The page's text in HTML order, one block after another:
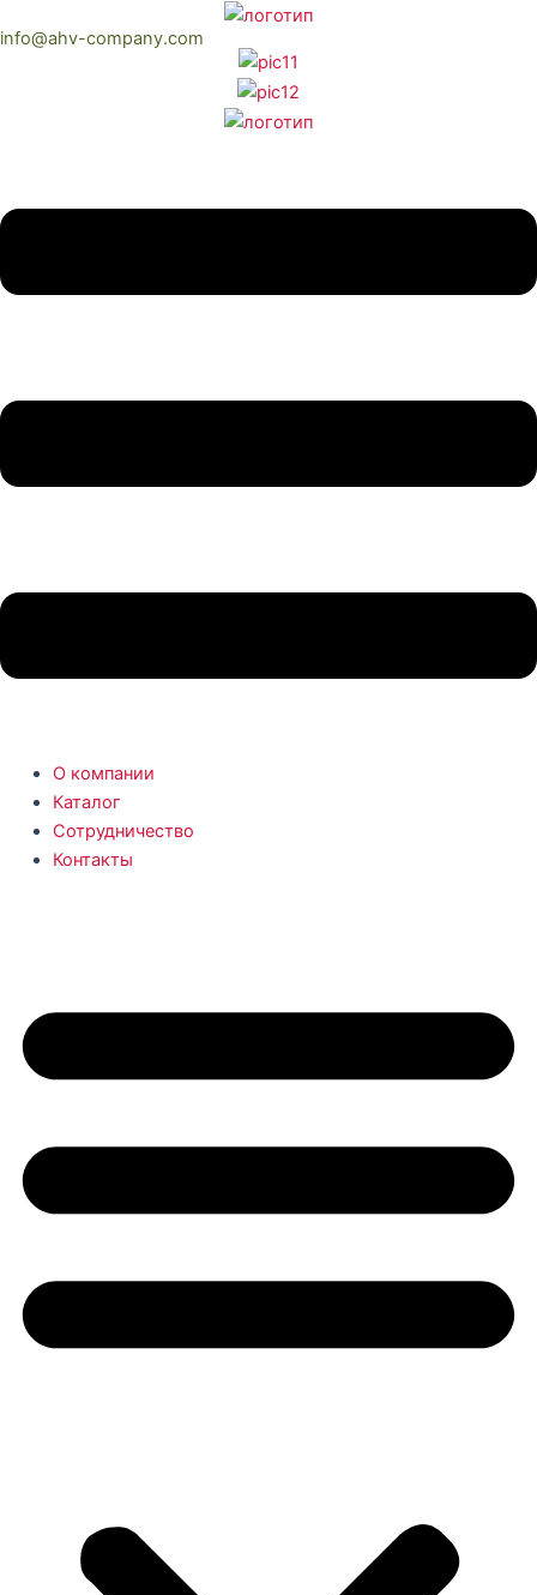
кinfo@ahv-company.com
О компании
Каталог
Сотрудничество
Контакты